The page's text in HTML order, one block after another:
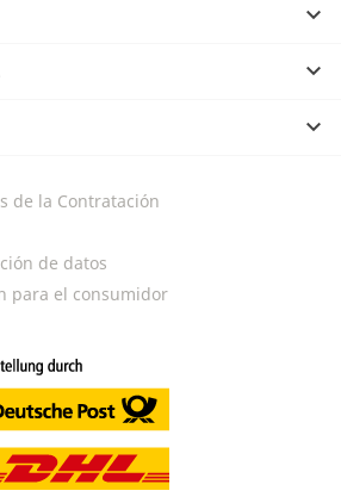



de la Contratación
de datos
para el consumidor